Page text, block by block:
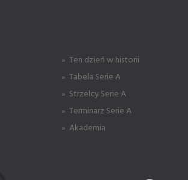
» Ten dzień w historii
» Tabela Serie A
» Strzelcy Serie A
» Terminarz Serie A
» Akademia